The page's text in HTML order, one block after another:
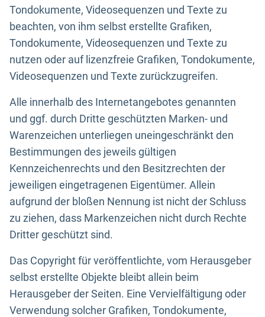
Tondokumente, Videosequenzen und Texte zu
beachten, von ihm selbst erstellte Grafiken,
Tondokumente, Videosequenzen und Texte zu
nutzen oder auf lizenzfreie Grafiken, Tondokumente,
Videosequenzen und Texte zurückzugreifen.
Alle innerhalb des Internetangebotes genannten
und ggf. durch Dritte geschützten Marken- und
Warenzeichen unterliegen uneingeschränkt den
Bestimmungen des jeweils gültigen
Kennzeichenrechts und den Besitzrechten der
jeweiligen eingetragenen Eigentümer. Allein
aufgrund der bloßen Nennung ist nicht der Schluss
zu ziehen, dass Markenzeichen nicht durch Rechte
Dritter geschützt sind.
Das Copyright für veröffentlichte, vom Herausgeber
selbst erstellte Objekte bleibt allein beim
Herausgeber der Seiten. Eine Vervielfältigung oder
Verwendung solcher Grafiken, Tondokumente,